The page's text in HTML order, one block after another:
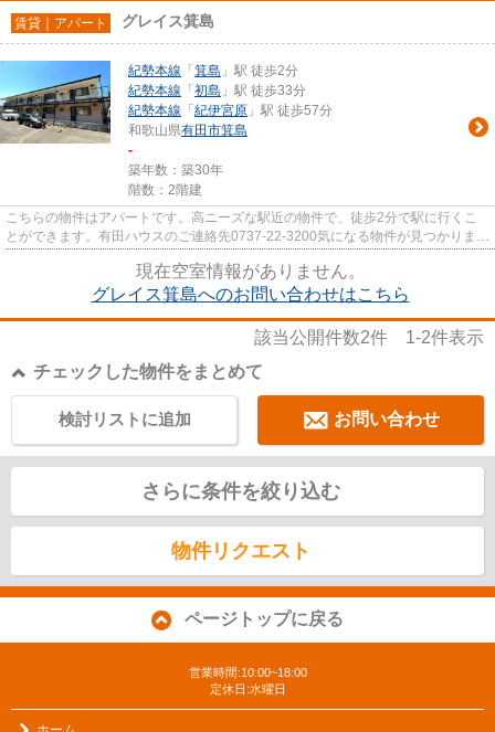
賃貸｜アパート グレイス箕島
紀勢本線 「 箕島 」駅 徒歩2分
紀勢本線 「 初島 」駅 徒歩33分
紀勢本線 「 紀伊宮原 」駅 徒歩57分
和歌山県有田市箕島
-
築年数：築30年
階数：2階建
こちらの物件はアパートです。高ニーズな駅近の物件で、徒歩2分で駅に行くこ
とができます。有田ハウスのご連絡先0737-22-3200気になる物件が見つかりまし
現在空室情報がありません。
グレイス箕島へのお問い合わせはこちら
該当公開件数2件 1-2件表示
チェックした物件をまとめて
お問い合わせ
検討リストに追加
さらに条件を絞り込む
物件リクエスト
ページトップに戻る
営業時間:10:00~18:00
定休日:水曜日